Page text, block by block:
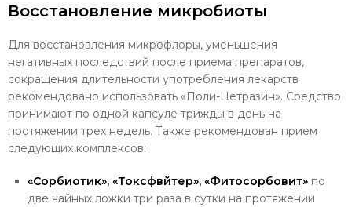
Восстановление микробиоты
Для восстановления микрофлоры, уменьшения
негативных последствий после приема препаратов,
сокращения длительности употребления лекарств
рекомендовано использовать «Поли-Цетразин». Средство
принимают по одной капсуле трижды в день на
протяжении трех недель. Также рекомендован прием
следующих комплексов:
«Сорбиотик», «Токсфвйтер», «Фитосорбовит» по
две чайных ложки три раза в сутки на протяжении